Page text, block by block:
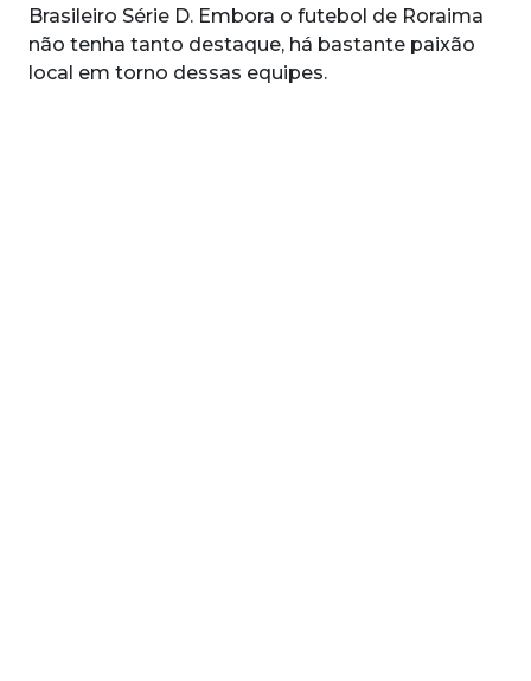
Brasileiro Série D. Embora o futebol de Roraima
não tenha tanto destaque, há bastante paixão
local em torno dessas equipes.